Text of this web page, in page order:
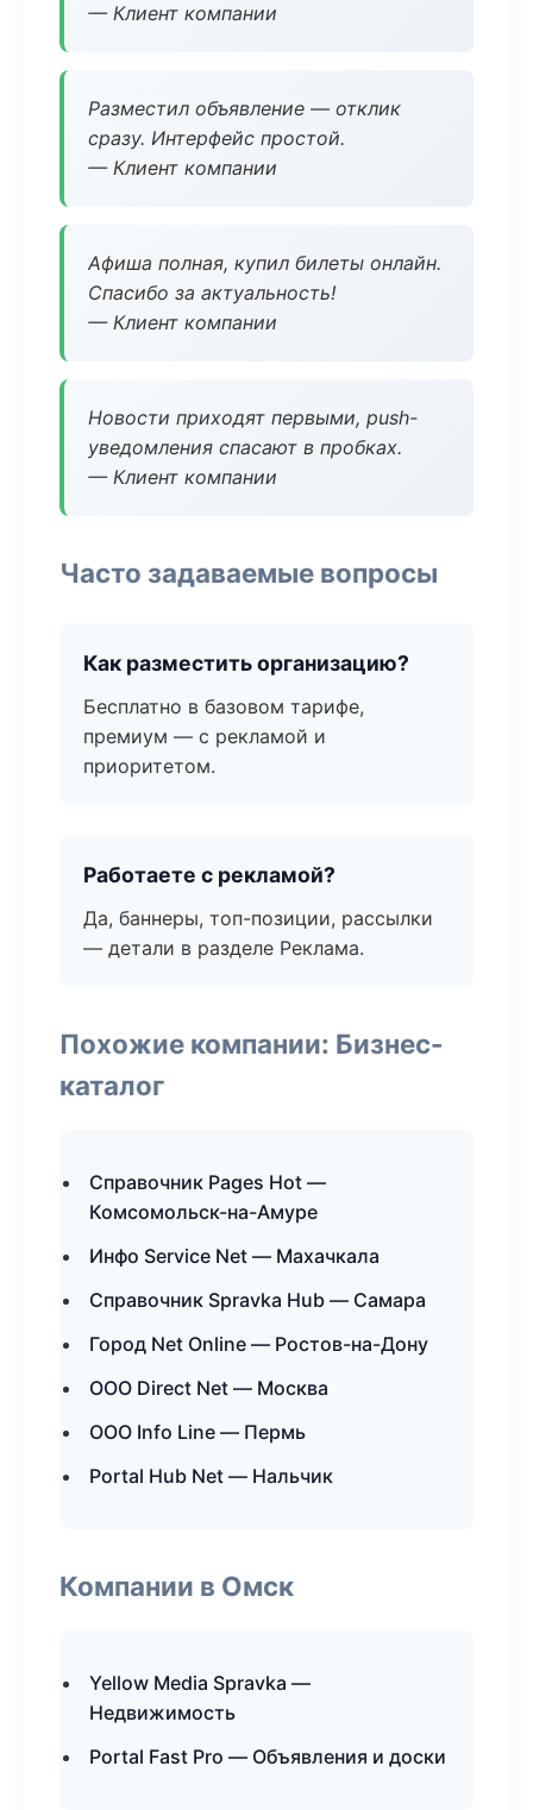
— Клиент компании
Разместил объявление — отклик
сразу. Интерфейс простой.
— Клиент компании
Афиша полная, купил билеты онлайн.
Спасибо за актуальность!
— Клиент компании
Новости приходят первыми, push-
уведомления спасают в пробках.
— Клиент компании
Часто задаваемые вопросы
Как разместить организацию?
Бесплатно в базовом тарифе,
премиум — с рекламой и
приоритетом.
Работаете с рекламой?
Да, баннеры, топ-позиции, рассылки
— детали в разделе Реклама.
Похожие компании: Бизнес-
каталог
Справочник Pages Hot —
Комсомольск-на-Амуре
Инфо Service Net — Махачкала
Справочник Spravka Hub — Самара
Город Net Online — Ростов-на-Дону
ООО Direct Net — Москва
ООО Info Line — Пермь
Portal Hub Net — Нальчик
Компании в Омск
Yellow Media Spravka —
Недвижимость
Portal Fast Pro — Объявления и доски